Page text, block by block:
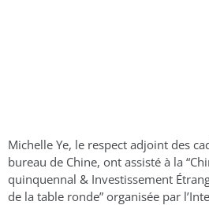
Michelle Ye, le respect adjoint des
bureau de Chine, ont assisté à la
quinquennal & Investissement
de la table ronde” organisée par